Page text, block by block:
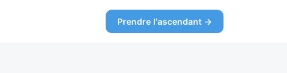
Prendre l'ascendant →